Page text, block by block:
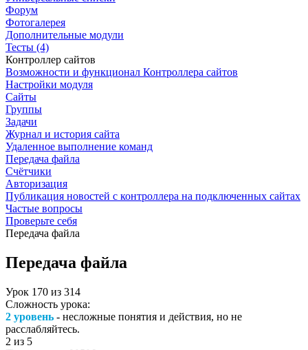
Форум
Фотогалерея
Дополнительные модули
Тесты (4)
Контроллер сайтов
Возможности и функционал Контроллера сайтов
Настройки модуля
Сайты
Группы
Задачи
Журнал и история сайта
Удаленное выполнение команд
Передача файла
Счётчики
Авторизация
Публикация новостей с контроллера на подключенных сайтах
Частые вопросы
Проверьте себя
Передача файла
Передача файла
Урок 170 из 314
Сложность урока:
2 уровень - несложные понятия и действия, но не
расслабляйтесь.
2 из 5